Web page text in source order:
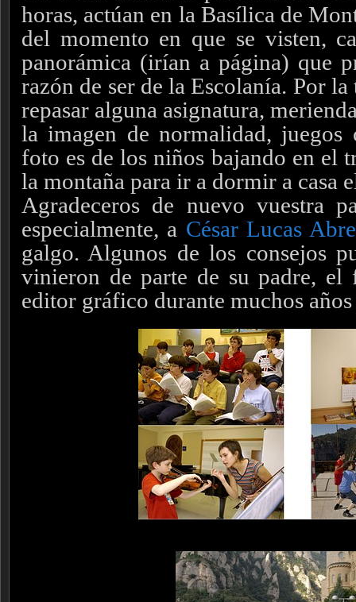
horas, actúan en la Basílica de
del momento en que se visten,
panorámica (irían a página) que
razón de ser de la Escolanía. Por
repasar alguna asignatura,
la imagen de normalidad,
foto es de los niños bajando en el
la montaña para ir a dormir a casa
Agradeceros de nuevo vuestra
especialmente, a César Lucas
galgo. Algunos de los consejos
vinieron de parte de su padre,
editor gráfico durante muchos